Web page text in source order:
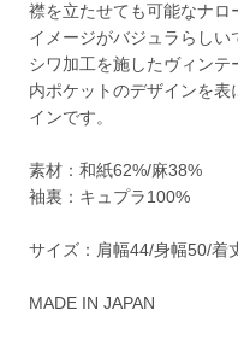
襟を立たせても可能なナロ
イメージがバジュラらしい
シワ加工を施したヴィンテ
内ポケットのデザインを
インです。
素材：和紙62%/麻38%
袖裏：キュプラ100%
サイズ：肩幅44/身幅50/着
MADE IN JAPAN